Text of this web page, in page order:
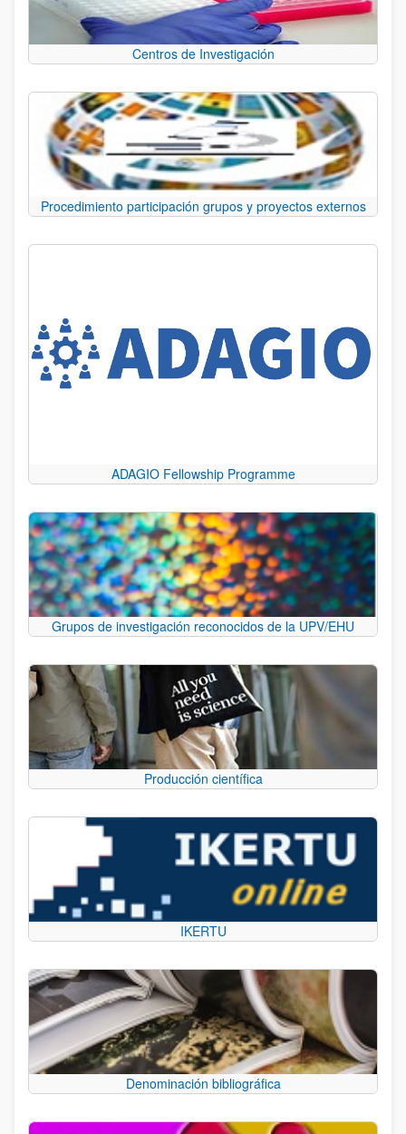
Centros de Investigación
Procedimiento participación grupos y proyectos externos
ADAGIO Fellowship Programme
Grupos de investigación reconocidos de la UPV/EHU
Producción científica
IKERTU
Denominación bibliográfica